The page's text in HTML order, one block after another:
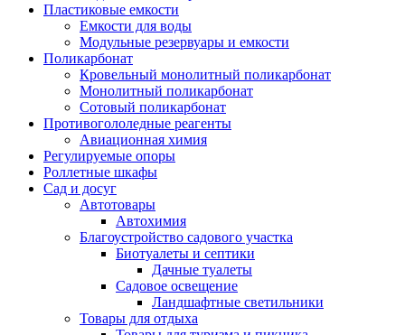
Пластиковые емкости
Емкости для воды
Модульные резервуары и емкости
Поликарбонат
Кровельный монолитный поликарбонат
Монолитный поликарбонат
Сотовый поликарбонат
Противогололедные реагенты
Авиационная химия
Регулируемые опоры
Роллетные шкафы
Сад и досуг
Автотовары
Автохимия
Благоустройство садового участка
Биотуалеты и септики
Дачные туалеты
Садовое освещение
Ландшафтные светильники
Товары для отдыха